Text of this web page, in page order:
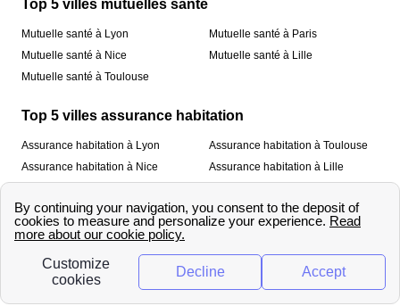
Top 5 villes mutuelles santé
Mutuelle santé à Lyon
Mutuelle santé à Nice
Mutuelle santé à Toulouse
Mutuelle santé à Paris
Mutuelle santé à Lille
Top 5 villes assurance habitation
Assurance habitation à Lyon
Assurance habitation à Nice
Assurance habitation à Toulouse
Assurance habitation à Lille
À propos
Qui sommes-nous ? Mentions légales